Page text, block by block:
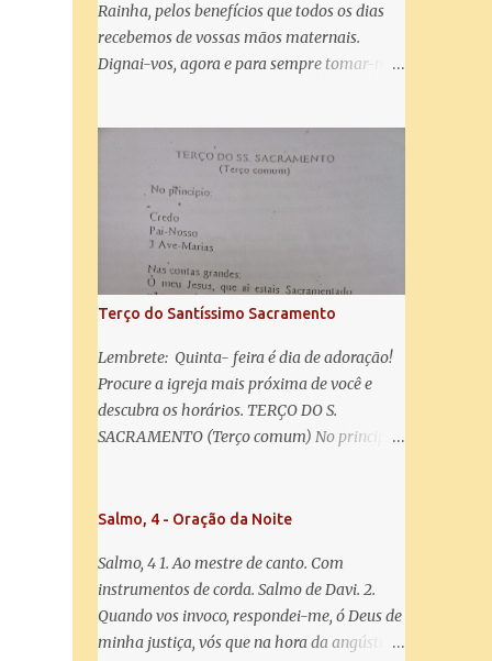
Rainha, pelos benefícios que todos os dias
recebemos de vossas mãos maternais.
Dignai-vos, agora e para sempre tomar-nos
Salve Rainha: Salve Rainha , Mãe de
misericórdia, vida, doçura, esperança nossa,
salve! A vós bradamos os degredados filhos
de Eva, a vós suspiramos, gemendo e
chorando neste vale de lágrimas. Eia, pois,
Advogada nossa, estes vossos olhos
misericordiosos a nós volvei, e depois deste
desterro, mostrai-nos Jesus. Bendito é o
fruto do vosso ventre, ó clemente, ó piedosa,
ó doce e sempre Virgem Maria. Rogai por
nós Santa Mãe de Deus. Para que sejamos
dignos das promessas de Cristo. Amém.
Terço do Santíssimo Sacramento
Lembrete: Quinta- feira é dia de adoração!
Procure a igreja mais próxima de você e
descubra os horários. TERÇO DO S.
SACRAMENTO (Terço comum) No principio:
Sacramentado, não permitais que eu viva
coração ao Vosso e o Vosso ao meu, e, nem
sem Vós morra eu! Nas contas pequenas:
Sacramento de Amor! Misericórdia Senhor!
Glória ao Pai: Cristo pão da vida e remédio
Salmo, 4 - Oração da Noite
Salmo, 4 1. Ao mestre de canto. Com
instrumentos de corda. Salmo de Davi. 2.
Quando vos invoco, respondei-me, ó Deus de
minha justiça, vós que na hora da angústia